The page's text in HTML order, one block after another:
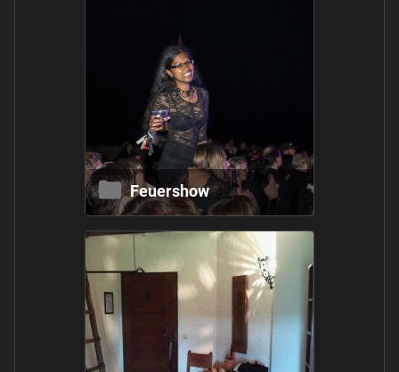
Feuershow